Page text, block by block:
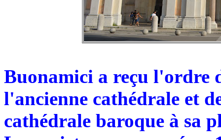
Buonamici a reçu l'ordre
l'ancienne cathédrale et
cathédrale baroque à sa